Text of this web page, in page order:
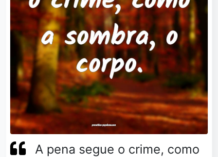
A pena segue o crime, como